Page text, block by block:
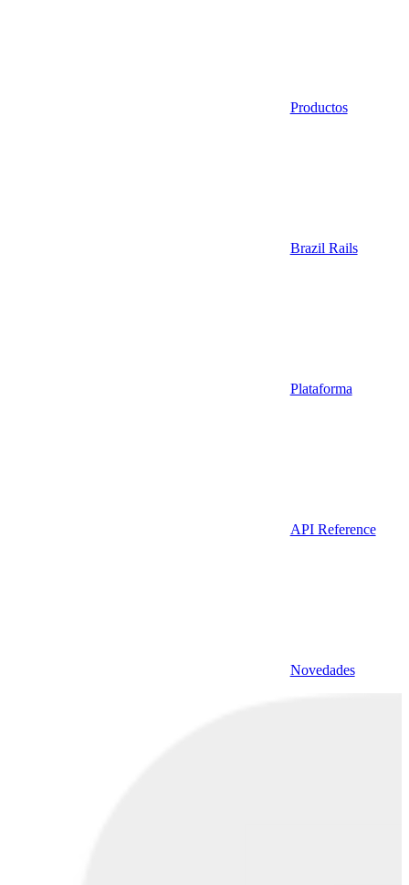
Productos
Brazil Rails
Plataforma
API Reference
Novedades